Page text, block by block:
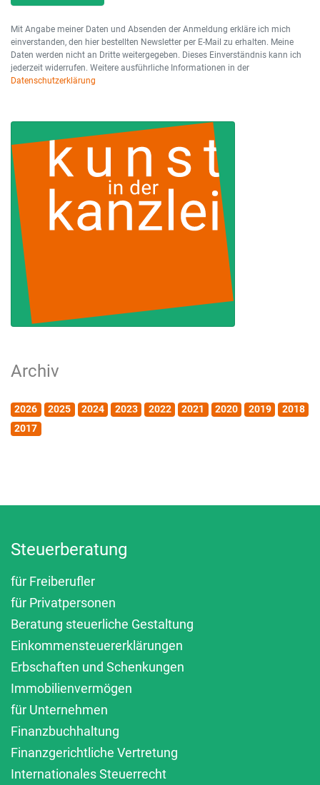
Mit Angabe meiner Daten und Absenden der Anmeldung erkläre ich mich
einverstanden, den hier bestellten Newsletter per E-Mail zu erhalten. Meine
Daten werden nicht an Dritte weitergegeben. Dieses Einverständnis kann ich
jederzeit widerrufen. Weitere ausführliche Informationen in der
Datenschutzerklärung
Archiv
2026 2025 2024 2023 2022 2021 2020 2019
2018
2017
Steuerberatung
für Freiberufler
für Privatpersonen
Beratung steuerliche Gestaltung
Einkommensteuererklärungen
Erbschaften und Schenkungen
Immobilienvermögen
für Unternehmen
Finanzbuchhaltung
Finanzgerichtliche Vertretung
Internationales Steuerrecht